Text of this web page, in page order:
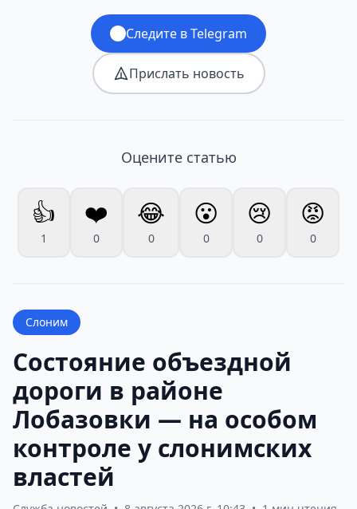
Следите в Telegram
Прислать новость
Оцените статью
👍
1
❤️
0
😂
0
😮
0
😢
0
😡
0
Слоним
Состояние объездной
дороги в районе
Лобазовки — на особом
контроле у слонимских
властей